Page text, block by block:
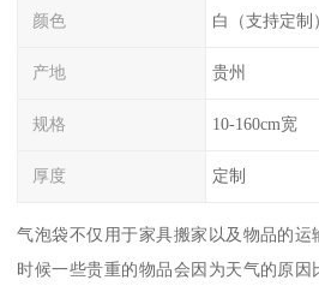
颜色 白（支持定制）
产地 贵州
规格 10-160cm宽
厚度 定制
气泡袋不仅用于家具搬家以及物品的
时候一些贵重的物品会因为天气的原